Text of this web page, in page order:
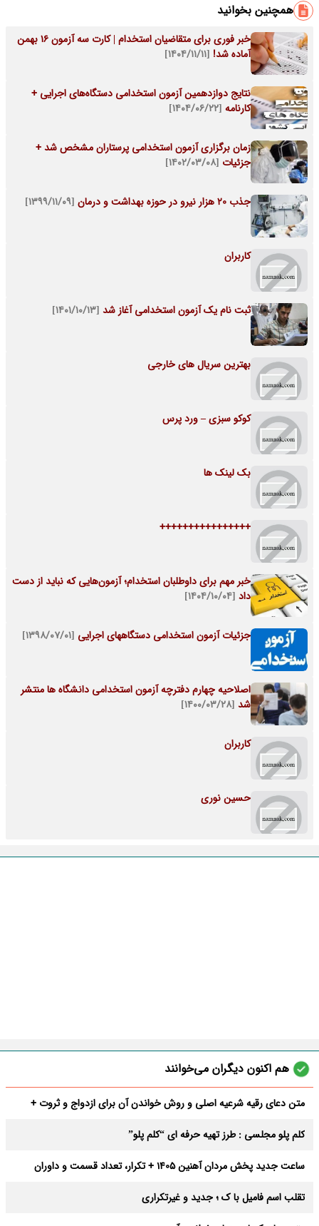
همچنین بخوانید
خبر فوری برای متقاضیان استخدام | کارت سه آزمون ۱۶ بهمن
آماده شد! [۱۴۰۴/۱۱/۱۱]
نتایج دوازدهمین آزمون استخدامی دستگاه‌های اجرایی +
کارنامه [۱۴۰۴/۰۶/۲۲]
زمان برگزاری آزمون استخدامی پرستاران مشخص شد +
جزئیات [۱۴۰۲/۰۳/۰۸]
جذب 20 هزار نیرو در حوزه بهداشت و درمان [۱۳۹۹/۱۱/۰۹]
کاربران
ثبت نام یک آزمون استخدامی آغاز شد [۱۴۰۱/۱۰/۱۳]
بهترین سریال های خارجی
کوکو سبزی – ورد پرس
بک لینک ها
++++++++++++++++
خبر مهم برای داوطلبان استخدام؛ آزمون‌هایی که نباید از دست
داد [۱۴۰۴/۱۰/۰۴]
جزئیات آزمون استخدامی دستگاههای اجرایی [۱۳۹۸/۰۷/۰۱]
اصلاحیه چهارم دفترچه آزمون استخدامی دانشگاه ها منتشر
شد [۱۴۰۰/۰۳/۲۸]
کاربران
حسین نوری
هم اکنون دیگران می‌خوانند
متن دعای رقیه شرعیه اصلی و روش خواندن آن برای ازدواج و ثروت +
کلم پلو مجلسی : طرز تهیه حرفه ای “کلم پلو”
ساعت جدید پخش مردان آهنین 1405 + تکرار، تعداد قسمت و داوران
تقلب اسم فامیل با ک ؛ جدید و غیرتکراری